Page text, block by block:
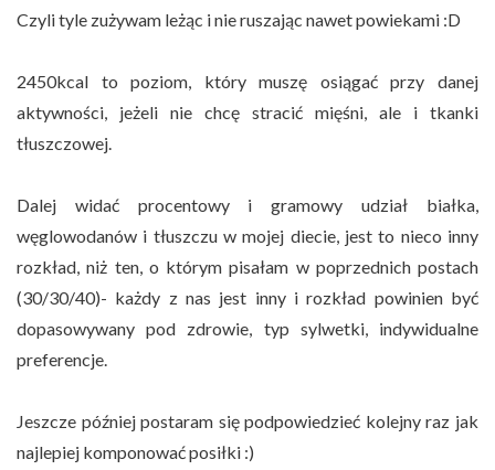
Czyli tyle zużywam leżąc i nie ruszając nawet powiekami :D
2450kcal to poziom, który muszę osiągać przy danej
aktywności, jeżeli nie chcę stracić mięśni, ale i tkanki
tłuszczowej.
Dalej widać procentowy i gramowy udział białka,
węglowodanów i tłuszczu w mojej diecie, jest to nieco inny
rozkład, niż ten, o którym pisałam w poprzednich postach
(30/30/40)- każdy z nas jest inny i rozkład powinien być
dopasowywany pod zdrowie, typ sylwetki, indywidualne
preferencje.
Jeszcze później postaram się podpowiedzieć kolejny raz jak
najlepiej komponować posiłki :)